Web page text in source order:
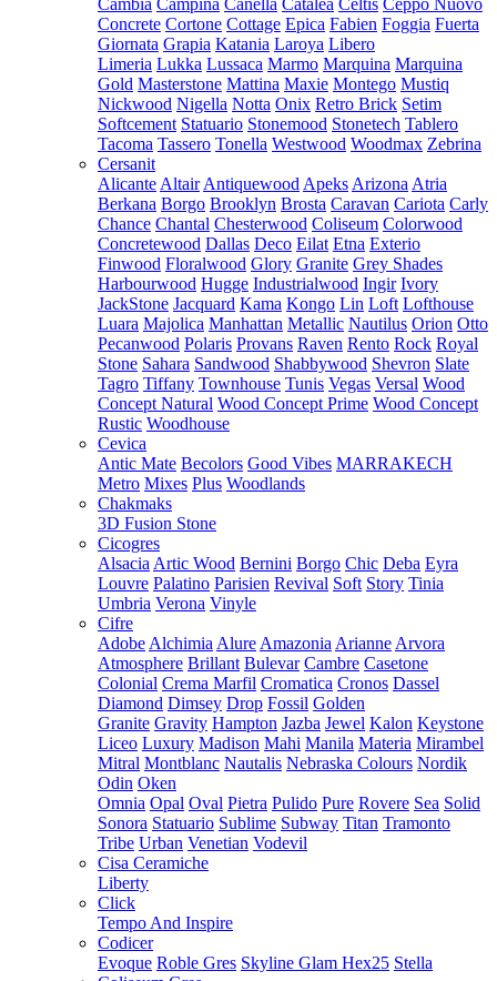
Cambia Campina Canella Catalea Celtis Ceppo Nuovo
Concrete Cortone Cottage Epica Fabien Foggia Fuerta
Giornata Grapia Katania Laroya Libero
Limeria Lukka Lussaca Marmo Marquina Marquina
Gold Masterstone Mattina Maxie Montego Mustiq
Nickwood Nigella Notta Onix Retro Brick Setim
Softcement Statuario Stonemood Stonetech Tablero
Tacoma Tassero Tonella Westwood Woodmax Zebrina
Cersanit
Alicante Altair Antiquewood Apeks Arizona Atria
Berkana Borgo Brooklyn Brosta Caravan Cariota Carly
Chance Chantal Chesterwood Coliseum Colorwood
Concretewood Dallas Deco Eilat Etna Exterio
Finwood Floralwood Glory Granite Grey Shades
Harbourwood Hugge Industrialwood Ingir Ivory
JackStone Jacquard Kama Kongo Lin Loft Lofthouse
Luara Majolica Manhattan Metallic Nautilus Orion Otto
Pecanwood Polaris Provans Raven Rento Rock Royal
Stone Sahara Sandwood Shabbywood Shevron Slate
Tagro Tiffany Townhouse Tunis Vegas Versal Wood
Concept Natural Wood Concept Prime Wood Concept
Rustic Woodhouse
Cevica
Antic Mate Becolors Good Vibes MARRAKECH
Metro Mixes Plus Woodlands
Chakmaks
3D Fusion Stone
Cicogres
Alsacia Artic Wood Bernini Borgo Chic Deba Eyra
Louvre Palatino Parisien Revival Soft Story Tinia
Umbria Verona Vinyle
Cifre
Adobe Alchimia Alure Amazonia Arianne Arvora
Atmosphere Brillant Bulevar Cambre Casetone
Colonial Crema Marfil Cromatica Cronos Dassel
Diamond Dimsey Drop Fossil Golden
Granite Gravity Hampton Jazba Jewel Kalon Keystone
Liceo Luxury Madison Mahi Manila Materia Mirambel
Mitral Montblanc Nautalis Nebraska Colours Nordik
Odin Oken
Omnia Opal Oval Pietra Pulido Pure Rovere Sea Solid
Sonora Statuario Sublime Subway Titan Tramonto
Tribe Urban Venetian Vodevil
Cisa Ceramiche
Liberty
Click
Tempo And Inspire
Codicer
Evoque Roble Gres Skyline Glam Hex25 Stella